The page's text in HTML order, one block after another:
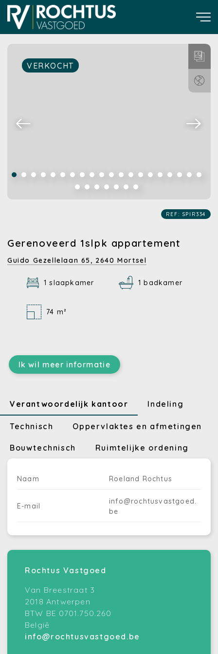
VERKOCHT
REF: SPIR334
Gerenoveerd 1slpk appartement
Guido Gezellelaan 65, 2640 Mortsel
1 slaapkamer 1 badkamer
74 m²
Ik wil meer informatie
Verantwoordelijk kantoor Indeling
Technisch Oppervlaktes en afmetingen
Bouwtechnisch Ruimtelijke ordening
Naam Roeland Rochtus
E-mail
info@rochtusvastgoed.
be
Rochtus Vastgoed
Van Breestraat 3
2018 Antwerpen
BTW BE 0701.750.260
België
info@rochtusvastgoed.be